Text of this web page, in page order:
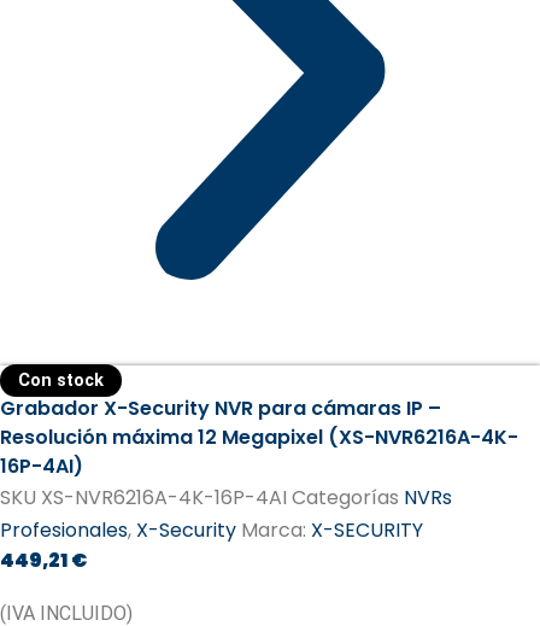
Con stock
Grabador X-Security NVR para cámaras IP –
Resolución máxima 12 Megapixel (XS-NVR6216A-4K-
16P-4AI)
SKU XS-NVR6216A-4K-16P-4AI Categorías NVRs
Profesionales, X-Security Marca: X-SECURITY
449,21€
(IVA INCLUIDO)